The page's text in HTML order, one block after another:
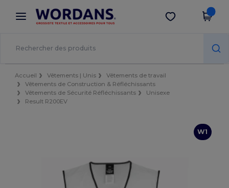
× Appli Wordans
Meilleurs prix sur l’app !
Obtenir l'appli
Accueil Vêtements | Unis
Vêtements de travail
Vêtements de Construction & Réfléchissants
Vêtements de Sécurité Réfléchissants
Unisexe
Result R200EV
W1